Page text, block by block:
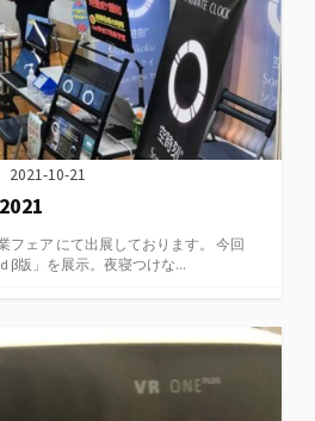
2021-10-21
フェア にて出展しております。 今回
β版」を展示。夜寝つけな...